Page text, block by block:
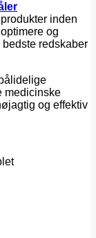
inden
og
redskaber
medicinske
og effektiv